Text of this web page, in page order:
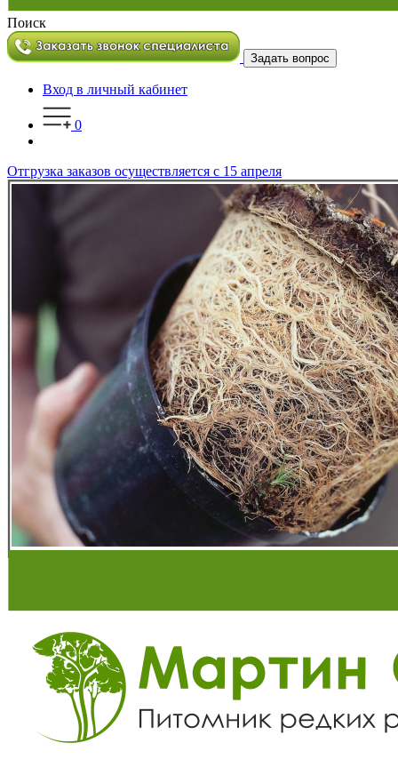
Поиск
Задать вопрос
Вход в личный кабинет
0
Отгрузка заказов осуществляется с 15 апреля